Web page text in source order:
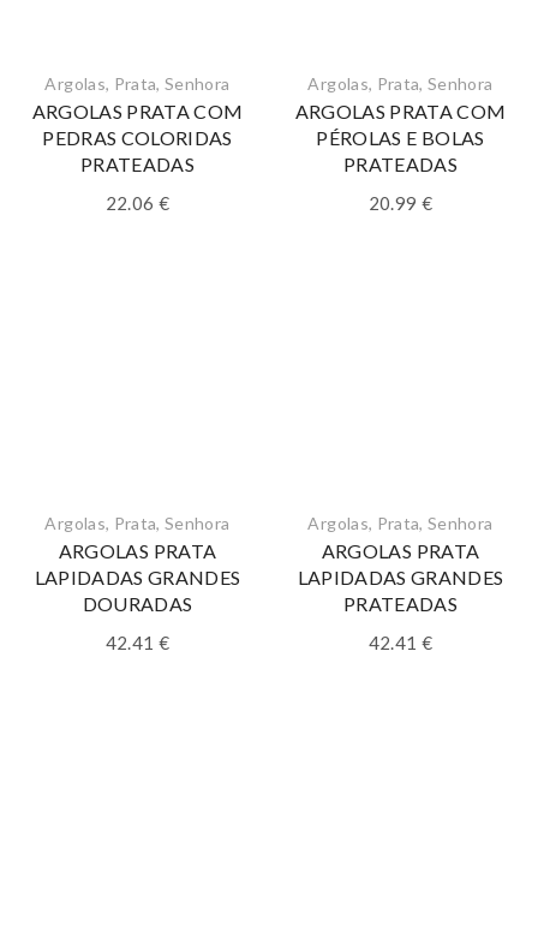
Argolas, Prata,Senhora
ARGOLAS PRATA COM
PEDRAS COLORIDAS
PRATEADAS
22.06 €
Argolas, Prata,Senhora
ARGOLAS PRATA COM
PÉROLAS E BOLAS
PRATEADAS
20.99 €
Argolas, Prata,Senhora
ARGOLAS PRATA
LAPIDADAS GRANDES
DOURADAS
42.41 €
Argolas, Prata,Senhora
ARGOLAS PRATA
LAPIDADAS GRANDES
PRATEADAS
42.41 €